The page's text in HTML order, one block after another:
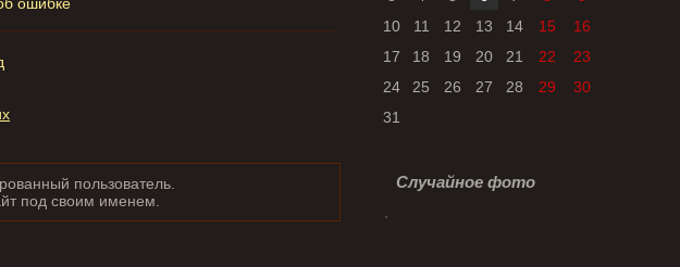
пользователь.
под своим именем.
10
11 12 13 14 15
16
17
18 19 20 21 22
23
24
25 26 27 28 29
30
31
Случайное фото